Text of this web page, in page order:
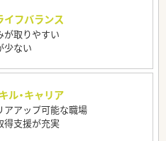
イフバランス
が取りやすい
少ない
ル・キャリア
アアップ可能な職場
得支援が充実